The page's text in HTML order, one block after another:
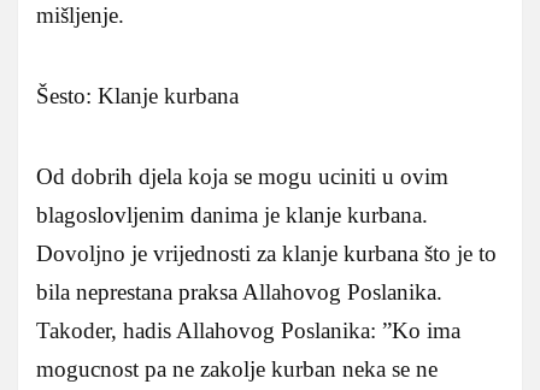
mišljenje.
Šesto: Klanje kurbana
Od dobrih djela koja se mogu uciniti u ovim
blagoslovljenim danima je klanje kurbana.
Dovoljno je vrijednosti za klanje kurbana što je to
bila neprestana praksa Allahovog Poslanika.
Takoder, hadis Allahovog Poslanika: ”Ko ima
mogucnost pa ne zakolje kurban neka se ne